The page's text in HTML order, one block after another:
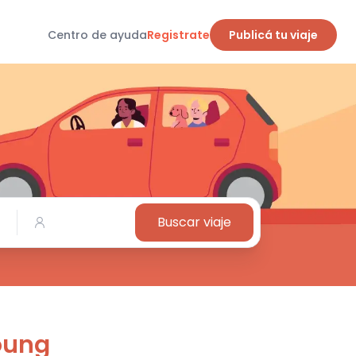
Centro de ayudaRegistrate Publicá tu viaje
Buscar viaje